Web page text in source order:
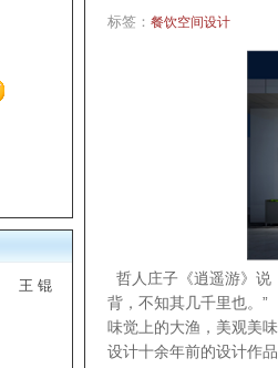
王 锟
标签： 餐饮空间设计
哲人庄子《逍遥游》说
背，不知其几千里也。
味觉上的大渔，美观美
设计十余年前的设计作